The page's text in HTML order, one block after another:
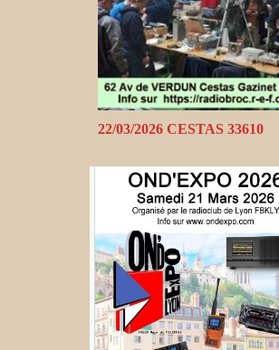
22/03/2026 CESTAS 33610